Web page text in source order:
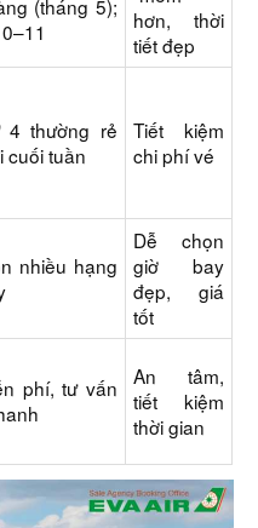
(tháng 5);
hơn, thời
tiết đẹp
4 thường rẻ
cuối tuần
Tiết kiệm
chi phí vé
nhiều hạng
Dễ chọn
giờ bay
đẹp, giá
tốt
phí, tư vấn
An tâm,
tiết kiệm
thời gian